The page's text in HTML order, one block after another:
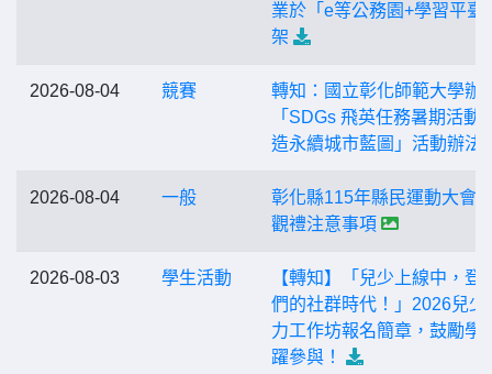
業於「e等公務園+學習平臺
架
2026-08-04 競賽
轉知：國立彰化師範大學辦
「SDGs 飛英任務暑期活動-
造永續城市藍圖」活動辦法
2026-08-04 一般
彰化縣115年縣民運動大會
觀禮注意事項
2026-08-03 學生活動
【轉知】「兒少上線中，登
們的社群時代！」2026兒少
力工作坊報名簡章，鼓勵學
躍參與！